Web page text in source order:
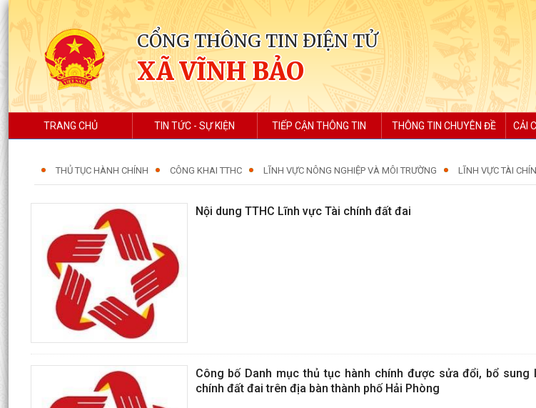
CỔNG THÔNG TIN ĐIỆN TỬ
XÃ VĨNH BẢO
TRANG CHỦ TIN TỨC - SỰ KIỆN TIẾP CẬN THÔNG TIN THÔNG TIN CHUYÊN ĐỀ CẢI
THỦ TỤC HÀNH CHÍNH CÔNG KHAI TTHC LĨNH VỰC NÔNG NGHIỆP VÀ MÔI TRƯỜNG LĨNH VỰC TÀI
Nội dung TTHC Lĩnh vực Tài chính đất đai
Công bố Danh mục thủ tục hành chính được sửa đổi, bổ
chính đất đai trên địa bàn thành phố Hải Phòng